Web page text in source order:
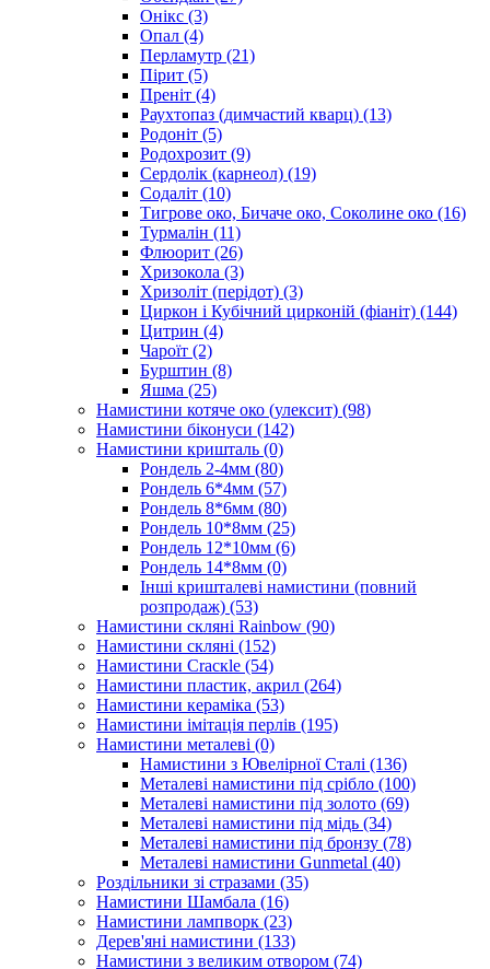
Онікс (3)
Опал (4)
Перламутр (21)
Пірит (5)
Преніт (4)
Раухтопаз (димчастий кварц) (13)
Родоніт (5)
Родохрозит (9)
Сердолік (карнеол) (19)
Содаліт (10)
Тигрове око, Бичаче око, Соколине око (16)
Турмалін (11)
Флюорит (26)
Хризокола (3)
Хризоліт (перідот) (3)
Циркон і Кубічний цирконій (фіаніт) (144)
Цитрин (4)
Чароїт (2)
Бурштин (8)
Яшма (25)
Намистини котяче око (улексит) (98)
Намистини біконуси (142)
Намистини кришталь (0)
Рондель 2-4мм (80)
Рондель 6*4мм (57)
Рондель 8*6мм (80)
Рондель 10*8мм (25)
Рондель 12*10мм (6)
Рондель 14*8мм (0)
Інші кришталеві намистини (повний
розпродаж) (53)
Намистини скляні Rainbow (90)
Намистини скляні (152)
Намистини Cracкle (54)
Намистини пластик, акрил (264)
Намистини кераміка (53)
Намистини імітація перлів (195)
Намистини металеві (0)
Намистини з Ювелірної Сталі (136)
Металеві намистини під срібло (100)
Металеві намистини під золото (69)
Металеві намистини під мідь (34)
Металеві намистини під бронзу (78)
Металеві намистини Gunmetal (40)
Роздільники зі стразами (35)
Намистини Шамбала (16)
Намистини лампворк (23)
Дерев'яні намистини (133)
Намистини з великим отвором (74)